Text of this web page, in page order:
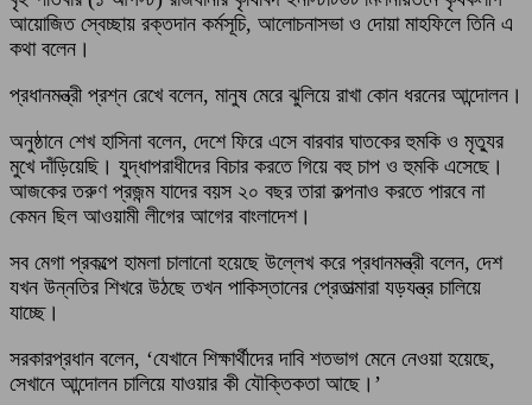
আয়োজিত স্বেচ্ছায় রক্তদান কর্মসূচি, আলোচনাসভা ও দোয়া মাহফিলে তিনি এ
কথা বলেন।
প্রধানমন্ত্রী প্রশ্ন রেখে বলেন, মানুষ মেরে ঝুলিয়ে রাখা কোন ধরনের আন্দোলন।
অনুষ্ঠানে শেখ হাসিনা বলেন, দেশে ফিরে এসে বারবার ঘাতকের হুমকি ও মৃত্যুর
মুখে দাঁড়িয়েছি। যুদ্ধাপরাধীদের বিচার করতে গিয়ে বহু চাপ ও হুমকি এসেছে।
আজকের তরুণ প্রজন্ম যাদের বয়স ২০ বছর তারা কল্পনাও করতে পারবে না
কেমন ছিল আওয়ামী লীগের আগের বাংলাদেশ।
সব মেগা প্রকল্পে হামলা চালানো হয়েছে উল্লেখ করে প্রধানমন্ত্রী বলেন, দেশ
যখন উন্নতির শিখরে উঠছে তখন পাকিস্তানের প্রেতাত্মারা যড়যন্ত্র চালিয়ে
যাচ্ছে।
সরকারপ্রধান বলেন, ‘যেখানে শিক্ষার্থীদের দাবি শতভাগ মেনে নেওয়া হয়েছে,
সেখানে আন্দোলন চালিয়ে যাওয়ার কী যৌক্তিকতা আছে।’